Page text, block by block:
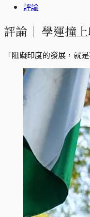
評論
評論｜ 學運撞
「阻礙印度的發展，就